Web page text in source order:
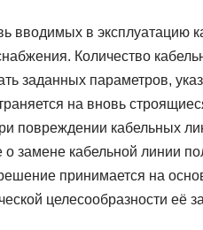
вводимых в эксплуатацию
Количество
заданных параметров,
на вновь
повреждении кабельных
замене кабельной линии
принимается на
целесообразности её